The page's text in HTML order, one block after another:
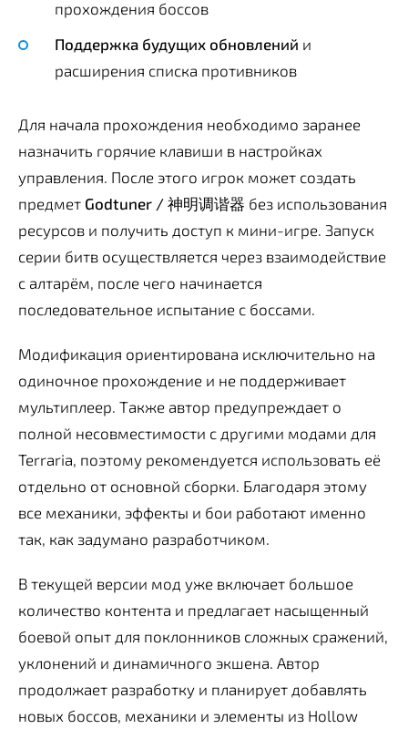
прохождения боссов
Поддержка будущих обновлений и
расширения списка противников
Для начала прохождения необходимо заранее
назначить горячие клавиши в настройках
управления. После этого игрок может создать
предмет Godtuner / 神明调谐器 без использования
ресурсов и получить доступ к мини-игре. Запуск
серии битв осуществляется через взаимодействие
с алтарём, после чего начинается
последовательное испытание с боссами.
Модификация ориентирована исключительно на
одиночное прохождение и не поддерживает
мультиплеер. Также автор предупреждает о
полной несовместимости с другими модами для
Terraria, поэтому рекомендуется использовать её
отдельно от основной сборки. Благодаря этому
все механики, эффекты и бои работают именно
так, как задумано разработчиком.
В текущей версии мод уже включает большое
количество контента и предлагает насыщенный
боевой опыт для поклонников сложных сражений,
уклонений и динамичного экшена. Автор
продолжает разработку и планирует добавлять
новых боссов, механики и элементы из Hollow